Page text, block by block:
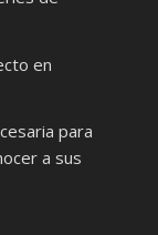
en
para
a sus